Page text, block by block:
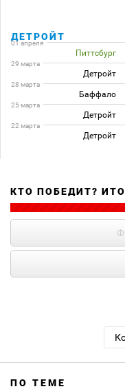
ДЕТРОЙТ
01 апреля
Питтсбург
29 марта
Детройт
28 марта
Баффало
25 марта
Детройт
22 марта
Детройт
КТО ПОБЕДИТ?
ПО ТЕМЕ